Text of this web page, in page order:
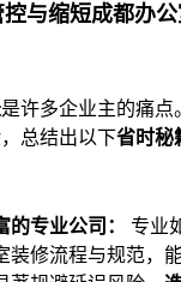
与缩短成都办公
是许多企业主的痛点
总结出以下省时秘
的专业公司：
专业
装修流程与规范，